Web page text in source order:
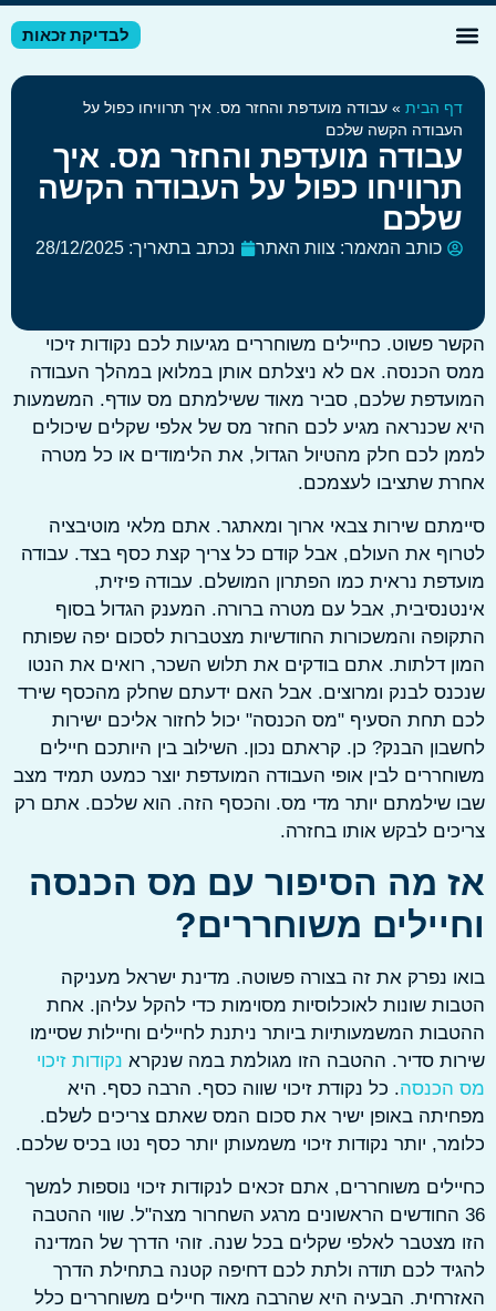
לבדיקת זכאות
הבית »עבודה מועדפת והחזר מס. איך תרוויחו כפול על
הקשה שלכם
מועדפת והחזר מס. איך
כפול על העבודה הקשה
כותב המאמר:צוות האתר נכתב בתאריך:28/12/2025
פשוט. כחיילים משוחררים מגיעות לכם נקודות זיכוי
הכנסה. אם לא ניצלתם אותן במלואן במהלך העבודה
שלכם, סביר מאוד ששילמתם מס עודף. המשמעות
שכנראה מגיע לכם החזר מס של אלפי שקלים שיכולים
לכם חלק מהטיול הגדול, את הלימודים או כל מטרה
שתציבו לעצמכם.
שירות צבאי ארוך ומאתגר. אתם מלאי מוטיבציה
את העולם, אבל קודם כל צריך קצת כסף בצד. עבודה
נראית כמו הפתרון המושלם. עבודה פיזית,
אבל עם מטרה ברורה. המענק הגדול בסוף
והמשכורות החודשיות מצטברות לסכום יפה שפותח
דלתות. אתם בודקים את תלוש השכר, רואים את הנטו
לבנק ומרוצים. אבל האם ידעתם שחלק מהכסף שירד
תחת הסעיף "מס הכנסה" יכול לחזור אליכם ישירות
הבנק? כן. קראתם נכון. השילוב בין היותכם חיילים
לבין אופי העבודה המועדפת יוצר כמעט תמיד מצב
שילמתם יותר מדי מס. והכסף הזה. הוא שלכם. אתם רק
לבקש אותו בחזרה.
מה הסיפור עם מס הכנסה
משוחררים?
נפרק את זה בצורה פשוטה. מדינת ישראל מעניקה
שונות לאוכלוסיות מסוימות כדי להקל עליהן. אחת
המשמעותיות ביותר ניתנת לחיילים וחיילות שסיימו
סדיר. ההטבה הזו מגולמת במה שנקראנקודות זיכוי
. כל נקודת זיכוי שווה כסף. הרבה כסף. היא
באופן ישיר את סכום המס שאתם צריכים לשלם.
יותר נקודות זיכוי משמעותן יותר כסף נטו בכיס שלכם.
משוחררים, אתם זכאים לנקודות זיכוי נוספות למשך
החודשים הראשונים מרגע השחרור מצה"ל. שווי ההטבה
מצטבר לאלפי שקלים בכל שנה. זוהי הדרך של המדינה
לכם תודה ולתת לכם דחיפה קטנה בתחילת הדרך
הבעיה היא שהרבה מאוד חיילים משוחררים כלל